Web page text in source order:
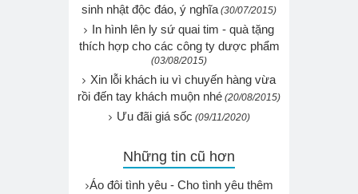
sinh nhật độc đáo, ý nghĩa (30/07/2015)
In hình lên ly sứ quai tim - quà tặng
thích hợp cho các công ty dược phẩm
(03/08/2015)
Xin lỗi khách iu vì chuyến hàng vừa
rồi đến tay khách muộn nhé (20/08/2015)
Ưu đãi giá sốc (09/11/2020)
Những tin cũ hơn
Áo đôi tình yêu - Cho tình yêu thêm